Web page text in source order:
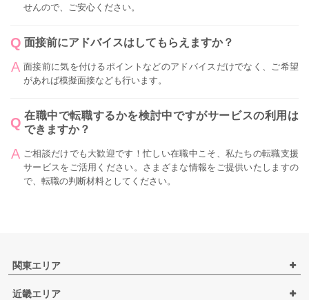
せんので、ご安心ください。
面接前にアドバイスはしてもらえますか？
面接前に気を付けるポイントなどのアドバイスだけでなく、ご希望
があれば模擬面接なども行います。
在職中で転職するかを検討中ですがサービスの利用は
できますか？
ご相談だけでも大歓迎です！忙しい在職中こそ、私たちの転職支援
サービスをご活用ください。さまざまな情報をご提供いたしますの
で、転職の判断材料としてください。
関東エリア
近畿エリア